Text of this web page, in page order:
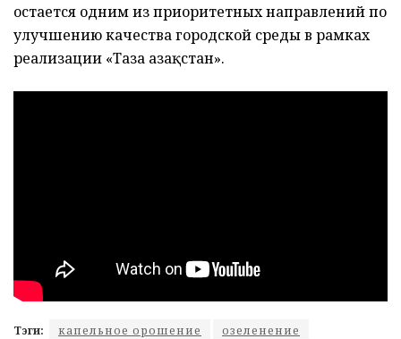
остается одним из приоритетных направлений по
улучшению качества городской среды в рамках
реализации «Таза Қазақстан».
Тэги: капельное орошение
озеленение